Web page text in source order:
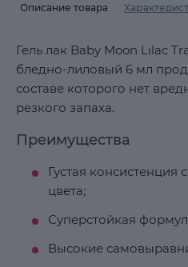
Описание товара
Гель лак Baby Moon Lilac
бледно-лиловый 6 мл
составе которого нет
резкого запаха.
Преимущества
Густая
цвета;
Суперстойкая
Высокие